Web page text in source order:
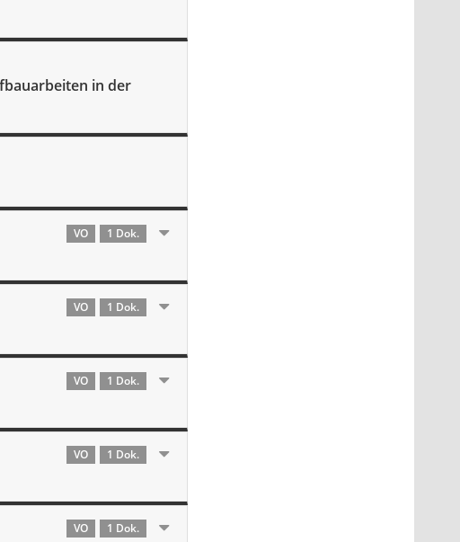
in der
VO 1 Dok.
VO 1 Dok.
VO 1 Dok.
VO 1 Dok.
VO 1 Dok.